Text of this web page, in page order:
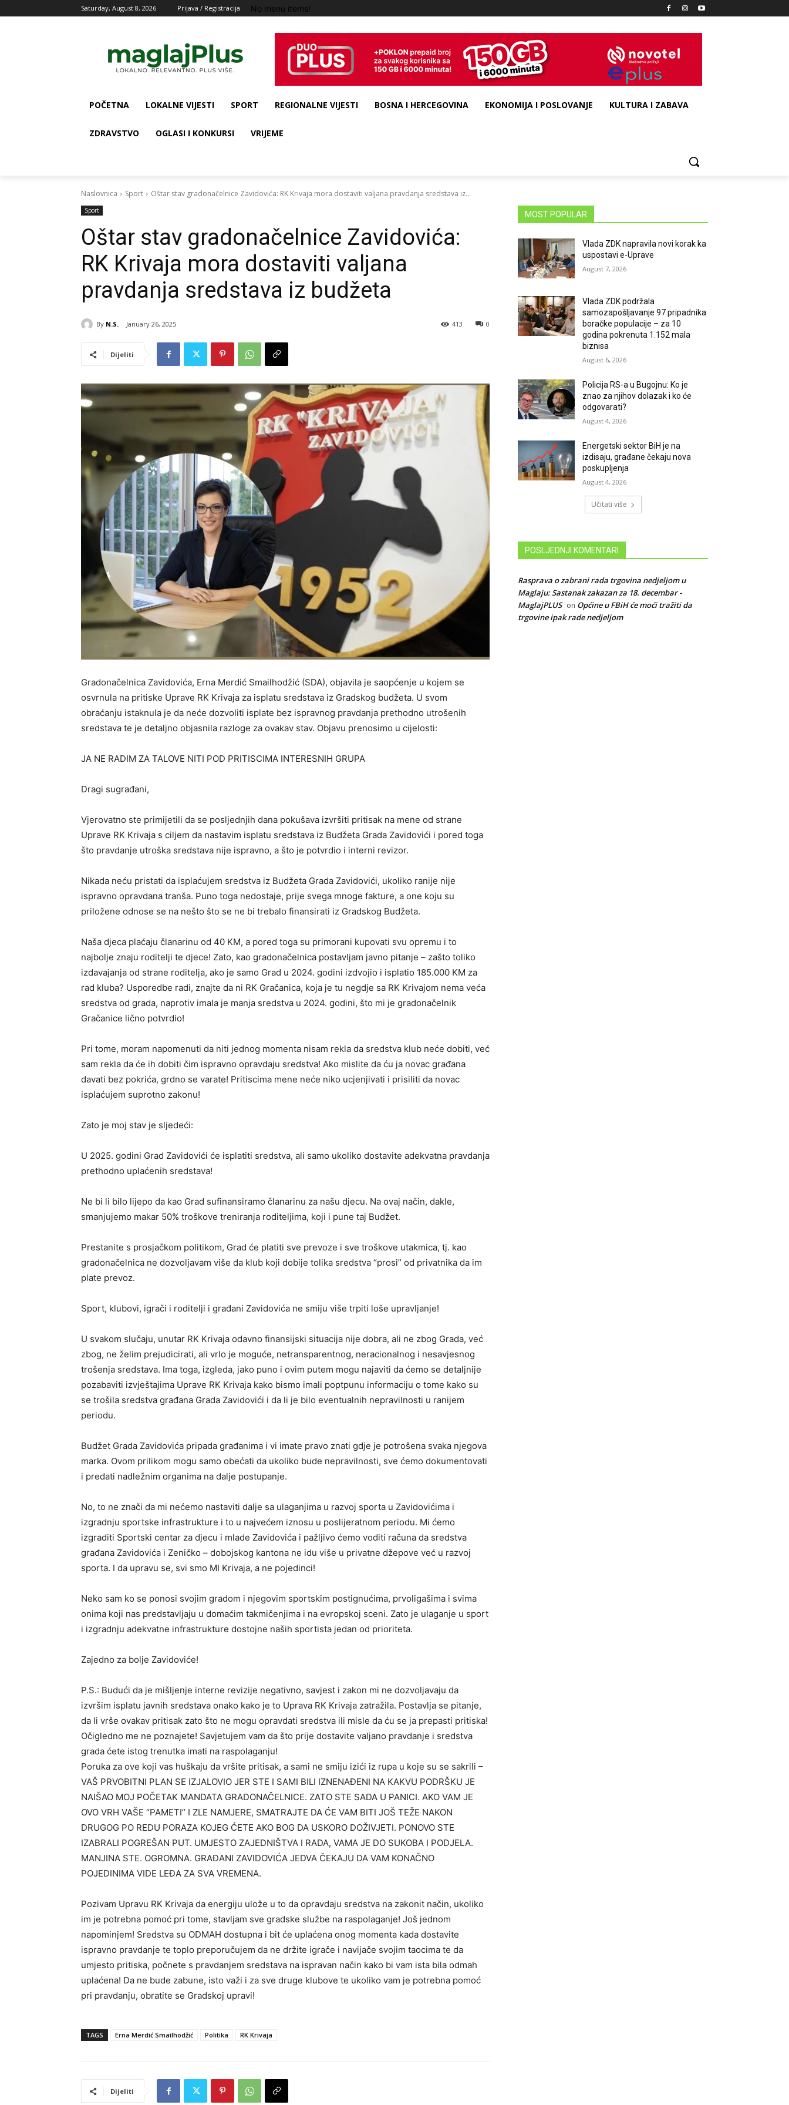
Saturday, August 8, 2026 Prijava / Registracija No menu items!
POČETNA LOKALNE VIJESTI SPORT REGIONALNE VIJESTI BOSNA I HERCEGOVINA EKONOMIJA I POSLOVANJE KULTURA I ZABAVA
ZDRAVSTVO OGLASI I KONKURSI VRIJEME
Naslovnica Sport Oštar stav gradonačelnice Zavidovića: RK Krivaja mora dostaviti valjana pravdanja sredstava iz...
Sport
Oštar stav gradonačelnice Zavidovića:
RK Krivaja mora dostaviti valjana
pravdanja sredstava iz budžeta
By N.S. January 26, 2025 0
413
Dijeliti
Gradonačelnica Zavidovića, Erna Merdić Smailhodžić (SDA), objavila je saopćenje u kojem se
osvrnula na pritiske Uprave RK Krivaja za isplatu sredstava iz Gradskog budžeta. U svom
obraćanju istaknula je da neće dozvoliti isplate bez ispravnog pravdanja prethodno utrošenih
sredstava te je detaljno objasnila razloge za ovakav stav. Objavu prenosimo u cijelosti:
JA NE RADIM ZA TALOVE NITI POD PRITISCIMA INTERESNIH GRUPA
Dragi sugrađani,
Vjerovatno ste primijetili da se posljednjih dana pokušava izvršiti pritisak na mene od strane
Uprave RK Krivaja s ciljem da nastavim isplatu sredstava iz Budžeta Grada Zavidovići i pored toga
što pravdanje utroška sredstava nije ispravno, a što je potvrdio i interni revizor.
Nikada neću pristati da isplaćujem sredstva iz Budžeta Grada Zavidovići, ukoliko ranije nije
ispravno opravdana tranša. Puno toga nedostaje, prije svega mnoge fakture, a one koju su
priložene odnose se na nešto što se ne bi trebalo finansirati iz Gradskog Budžeta.
Naša djeca plaćaju članarinu od 40 KM, a pored toga su primorani kupovati svu opremu i to
najbolje znaju roditelji te djece! Zato, kao gradonačelnica postavljam javno pitanje – zašto toliko
izdavajanja od strane roditelja, ako je samo Grad u 2024. godini izdvojio i isplatio 185.000 KM za
rad kluba? Usporedbe radi, znajte da ni RK Gračanica, koja je tu negdje sa RK Krivajom nema veća
sredstva od grada, naprotiv imala je manja sredstva u 2024. godini, što mi je gradonačelnik
Gračanice lično potvrdio!
Pri tome, moram napomenuti da niti jednog momenta nisam rekla da sredstva klub neće dobiti, već
sam rekla da će ih dobiti čim ispravno opravdaju sredstva! Ako mislite da ću ja novac građana
davati bez pokrića, grdno se varate! Pritiscima mene neće niko ucjenjivati i prisiliti da novac
isplaćujem suprotno zakonu!
Zato je moj stav je sljedeći:
U 2025. godini Grad Zavidovići će isplatiti sredstva, ali samo ukoliko dostavite adekvatna pravdanja
prethodno uplaćenih sredstava!
Ne bi li bilo lijepo da kao Grad sufinansiramo članarinu za našu djecu. Na ovaj način, dakle,
smanjujemo makar 50% troškove treniranja roditeljima, koji i pune taj Budžet.
Prestanite s prosjačkom politikom, Grad će platiti sve prevoze i sve troškove utakmica, tj. kao
gradonačelnica ne dozvoljavam više da klub koji dobije tolika sredstva “prosi” od privatnika da im
plate prevoz.
Sport, klubovi, igrači i roditelji i građani Zavidovića ne smiju više trpiti loše upravljanje!
U svakom slučaju, unutar RK Krivaja odavno finansijski situacija nije dobra, ali ne zbog Grada, već
zbog, ne želim prejudicirati, ali vrlo je moguće, netransparentnog, neracionalnog i nesavjesnog
trošenja sredstava. Ima toga, izgleda, jako puno i ovim putem mogu najaviti da ćemo se detaljnije
pozabaviti izvještajima Uprave RK Krivaja kako bismo imali poptpunu informaciju o tome kako su
se trošila sredstva građana Grada Zavidovići i da li je bilo eventualnih nepravilnosti u ranijem
periodu.
Budžet Grada Zavidovića pripada građanima i vi imate pravo znati gdje je potrošena svaka njegova
marka. Ovom prilikom mogu samo obećati da ukoliko bude nepravilnosti, sve ćemo dokumentovati
i predati nadležnim organima na dalje postupanje.
No, to ne znači da mi nećemo nastaviti dalje sa ulaganjima u razvoj sporta u Zavidovićima i
izgradnju sportske infrastrukture i to u najvećem iznosu u poslijeratnom periodu. Mi ćemo
izgraditi Sportski centar za djecu i mlade Zavidovića i pažljivo ćemo voditi računa da sredstva
građana Zavidovića i Zeničko – dobojskog kantona ne idu više u privatne džepove već u razvoj
sporta. I da upravu se, svi smo MI Krivaja, a ne pojedinci!
Neko sam ko se ponosi svojim gradom i njegovim sportskim postignućima, prvoligašima i svima
onima koji nas predstavljaju u domaćim takmičenjima i na evropskoj sceni. Zato je ulaganje u sport
i izgradnju adekvatne infrastrukture dostojne naših sportista jedan od prioriteta.
Zajedno za bolje Zavidoviće!
P.S.: Budući da je mišljenje interne revizije negativno, savjest i zakon mi ne dozvoljavaju da
izvršim isplatu javnih sredstava onako kako je to Uprava RK Krivaja zatražila. Postavlja se pitanje,
da li vrše ovakav pritisak zato što ne mogu opravdati sredstva ili misle da ću se ja prepasti pritiska!
Očigledno me ne poznajete! Savjetujem vam da što prije dostavite valjano pravdanje i sredstva
grada ćete istog trenutka imati na raspolaganju!
Poruka za ove koji vas huškaju da vršite pritisak, a sami ne smiju izići iz rupa u koje su se sakrili –
VAŠ PRVOBITNI PLAN SE IZJALOVIO JER STE I SAMI BILI IZNENAĐENI NA KAKVU PODRŠKU JE
NAIŠAO MOJ POČETAK MANDATA GRADONAČELNICE. ZATO STE SADA U PANICI. AKO VAM JE
OVO VRH VAŠE “PAMETI” I ZLE NAMJERE, SMATRAJTE DA ĆE VAM BITI JOŠ TEŽE NAKON
DRUGOG PO REDU PORAZA KOJEG ĆETE AKO BOG DA USKORO DOŽIVJETI. PONOVO STE
IZABRALI POGREŠAN PUT. UMJESTO ZAJEDNIŠTVA I RADA, VAMA JE DO SUKOBA I PODJELA.
MANJINA STE. OGROMNA. GRAĐANI ZAVIDOVIĆA JEDVA ČEKAJU DA VAM KONAČNO
POJEDINIMA VIDE LEĐA ZA SVA VREMENA.
Pozivam Upravu RK Krivaja da energiju ulože u to da opravdaju sredstva na zakonit način, ukoliko
im je potrebna pomoć pri tome, stavljam sve gradske službe na raspolaganje! Još jednom
napominjem! Sredstva su ODMAH dostupna i bit će uplaćena onog momenta kada dostavite
ispravno pravdanje te toplo preporučujem da ne držite igrače i navijače svojim taocima te da
umjesto pritiska, počnete s pravdanjem sredstava na ispravan način kako bi vam ista bila odmah
uplaćena! Da ne bude zabune, isto važi i za sve druge klubove te ukoliko vam je potrebna pomoć
pri pravdanju, obratite se Gradskoj upravi!
TAGS Erna Merdić Smailhodžić Politika RK Krivaja
Dijeliti
MOST POPULAR
Vlada ZDK napravila novi korak ka
uspostavi e-Uprave
August 7, 2026
Vlada ZDK podržala
samozapošljavanje 97 pripadnika
boračke populacije – za 10
godina pokrenuta 1.152 mala
biznisa
August 6, 2026
Policija RS-a u Bugojnu: Ko je
znao za njihov dolazak i ko će
odgovarati?
August 4, 2026
Energetski sektor BiH je na
izdisaju, građane čekaju nova
poskupljenja
August 4, 2026
Učitati više
POSLJEDNJI KOMENTARI
Rasprava o zabrani rada trgovina nedjeljom u
Maglaju: Sastanak zakazan za 18. decembar -
MaglajPLUS on Općine u FBiH će moći tražiti da
trgovine ipak rade nedjeljom